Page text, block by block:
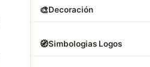
🎨Decoración
🧭Simbologias Logos